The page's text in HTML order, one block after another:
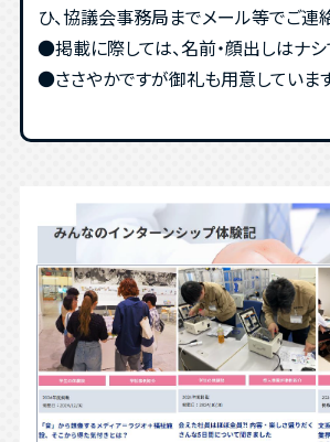
ひ、協議会事務局までメール等でご連
●掲載に際しては、名前・顔出しはナシ
●ささやかですが御礼も用意しています